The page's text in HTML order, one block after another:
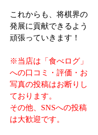
これからも、将棋界の
発展に貢献できるよう
頑張っていきます！
※当店は「食べログ」
への口コミ・評価・お
写真の投稿はお断りし
ております。
その他、SNSへの投稿
は大歓迎です。